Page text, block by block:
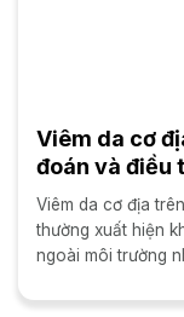
Viêm da cơ
đoán và điều
Viêm da cơ địa
thường xuất hiện
ngoài môi trường